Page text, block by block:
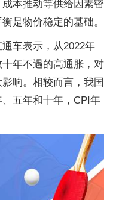
本推动等供给因素密
是物价稳定的基础。
车表示，从2022年
年不遇的高通胀，对
响。相较而言，我国
五年和十年，CPI年